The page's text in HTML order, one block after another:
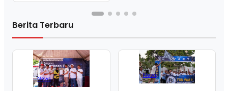
Berita Terbaru
News
News